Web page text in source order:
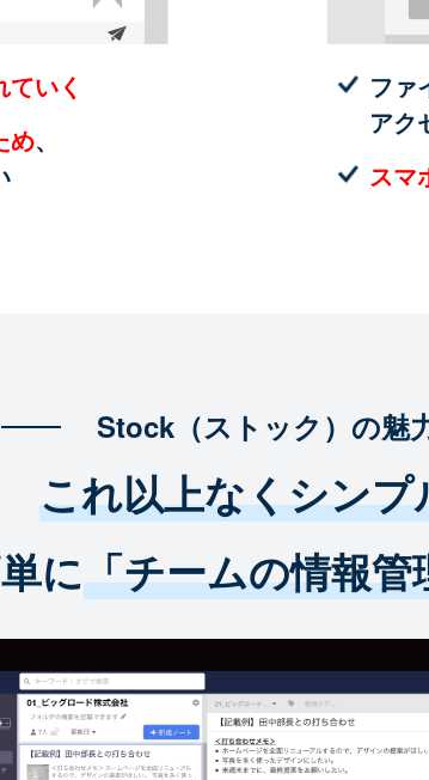
いく
め、
ファ
アク
スマ
Stock（ストック）の魅
これ以上なくシンプ
に「チームの情報管